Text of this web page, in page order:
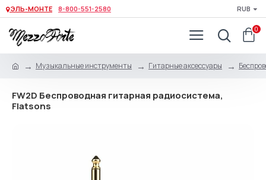
ЭЛЬ-МОНТЕ 8-800-551-2580 RUB
0
Музыкальные инструменты Гитарные аксессуары
FW2D Беспроводная гитарная радиосистема,
Flatsons